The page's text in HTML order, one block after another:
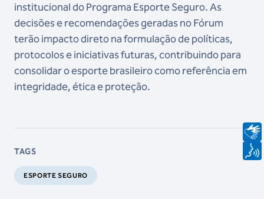
institucional do Programa Esporte Seguro. As
decisões e recomendações geradas no Fórum
terão impacto direto na formulação de políticas,
protocolos e iniciativas futuras, contribuindo para
consolidar o esporte brasileiro como referência em
integridade, ética e proteção.
TAGS
ESPORTE SEGURO